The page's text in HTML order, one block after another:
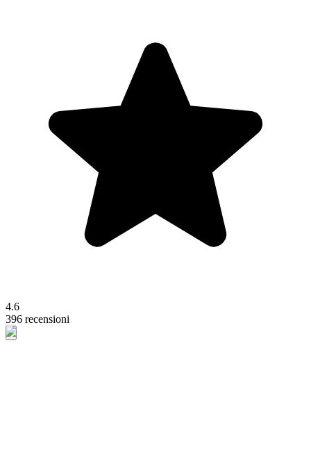
4.6
396 recensioni